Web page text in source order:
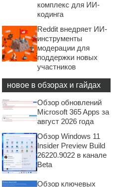
комплекс для ИИ-
кодинга
Reddit внедряет ИИ-
инструменты
модерации для
поддержки новых
участников
новое в обзорах и гайдах
Обзор обновлений
Microsoft 365 Apps за
август 2026 года
Обзор Windows 11
Insider Preview Build
26220.9022 в канале
Beta
Обзор ключевых